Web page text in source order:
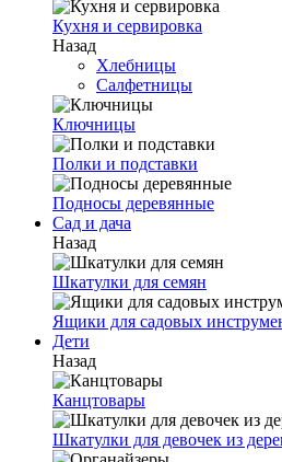
Кухня и сервировка
Назад
Хлебницы
Салфетницы
Ключницы
Полки и подставки
Подносы деревянные
Сад и дача
Назад
Шкатулки для семян
Ящики для садовых
Дети
Назад
Канцтовары
Шкатулки для девочек из